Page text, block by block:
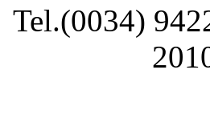
Tel.(0034)